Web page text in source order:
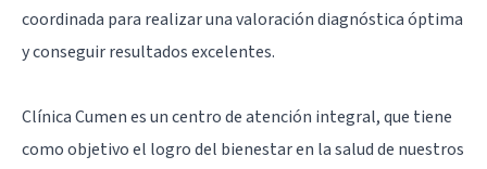
coordinada para realizar una valoración diagnóstica óptima
y conseguir resultados excelentes.
Clínica Cumen es un centro de atención integral, que tiene
como objetivo el logro del bienestar en la salud de nuestros